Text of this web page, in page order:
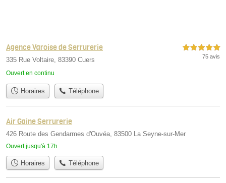
Agence Varoise de Serrurerie
335 Rue Voltaire, 83390 Cuers
Ouvert en continu
5,0 étoiles sur 5
75 avis
Horaires Téléphone
Air Gaine Serrurerie
426 Route des Gendarmes d'Ouvéa, 83500 La Seyne-sur-Mer
Ouvert jusqu'à 17h
Horaires Téléphone